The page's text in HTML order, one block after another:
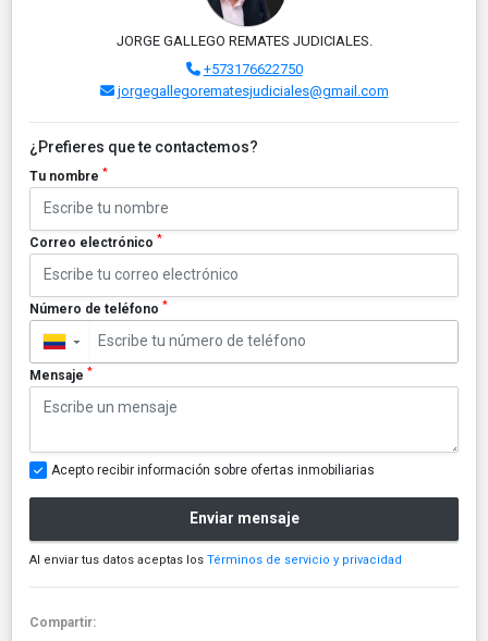
JORGE GALLEGO REMATES JUDICIALES.
+573176622750
jorgegallegorematesjudiciales@gmail.com
¿Prefieres que te contactemos?
Tu nombre *
Correo electrónico *
Número de teléfono *
▼
Mensaje *
Acepto recibir información sobre ofertas inmobiliarias
Enviar mensaje
Al enviar tus datos aceptas los Términos de servicio y privacidad
Compartir: